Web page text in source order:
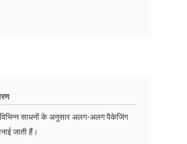
साधनों के अनुसार अलग-अलग पैकेजिंग
जाती हैं।